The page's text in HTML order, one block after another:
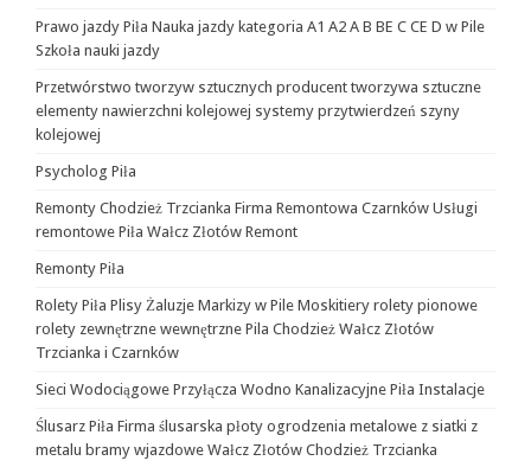
Prawo jazdy Piła Nauka jazdy kategoria A1 A2 A B BE C CE D‎ w Pile
Szkoła nauki jazdy
Przetwórstwo tworzyw sztucznych producent tworzywa sztuczne
elementy nawierzchni kolejowej systemy przytwierdzeń szyny
kolejowej
Psycholog Piła
Remonty Chodzież Trzcianka Firma Remontowa Czarnków Usługi
remontowe Piła Wałcz Złotów Remont
Remonty Piła
Rolety Piła Plisy Żaluzje Markizy w Pile Moskitiery rolety pionowe
rolety zewnętrzne wewnętrzne Pila Chodzież Wałcz Złotów
Trzcianka i Czarnków
Sieci Wodociągowe Przyłącza Wodno Kanalizacyjne Piła Instalacje
Ślusarz Piła Firma ślusarska płoty ogrodzenia metalowe z siatki z
metalu bramy wjazdowe Wałcz Złotów Chodzież Trzcianka